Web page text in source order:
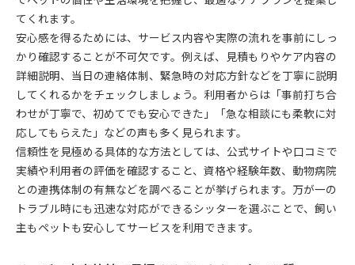
てくれます。
安心感を得るためには、サービス内容や実際の流れを事前にしっ
かり確認することが不可欠です。例えば、見積もりやケア内容の
詳細説明、当日の連絡体制、緊急時の対応方針などを丁寧に説明
してくれるかをチェックしましょう。利用者からは「事前打ち合
わせが丁寧で、初めてでも安心できた」「急な相談にも柔軟に対
応してもらえた」などの声も多く見られます。
信頼性を見極める具体的な方法としては、公式サイトや口コミで
実績や利用者の評価を確認すること、資格や経験年数、動物病院
との連携体制の有無などを調べることが挙げられます。万が一の
トラブル時にも迅速な対応ができるシッターを選ぶことで、飼い
主もペットも安心してサービスを利用できます。